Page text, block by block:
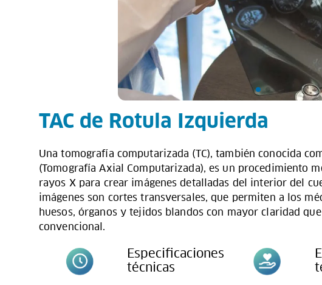
TAC de Rotula Izquierda
Una tomografía computarizada (TC), también conocida
(Tomografía Axial Computarizada), es un procedimiento
rayos X para crear imágenes detalladas del interior del
imágenes son cortes transversales, que permiten a los
huesos, órganos y tejidos blandos con mayor claridad
convencional.
Especificaciones
técnicas